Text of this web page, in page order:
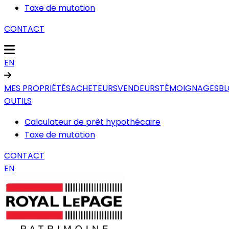
Taxe de mutation
CONTACT
EN
MES PROPRIÉTÉSACHETEURSVENDEURSTÉMOIGNAGES
OUTILS
Calculateur de prêt hypothécaire
Taxe de mutation
CONTACT
EN